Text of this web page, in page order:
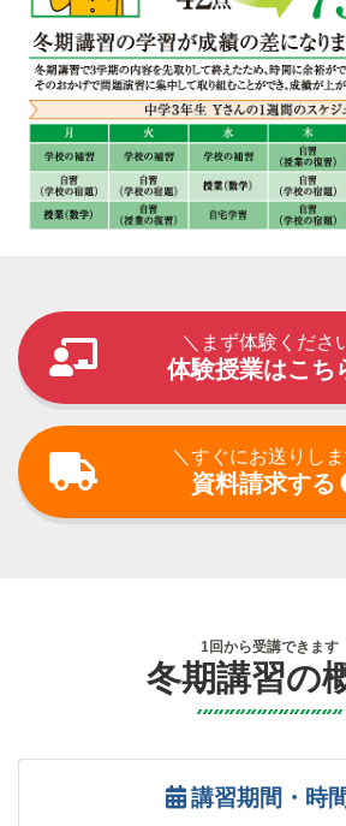
＼まず体験くださ
体験授業はこち
＼すぐにお送りし
資料請求する
1回から受講できます
冬期講習の
講習期間・時